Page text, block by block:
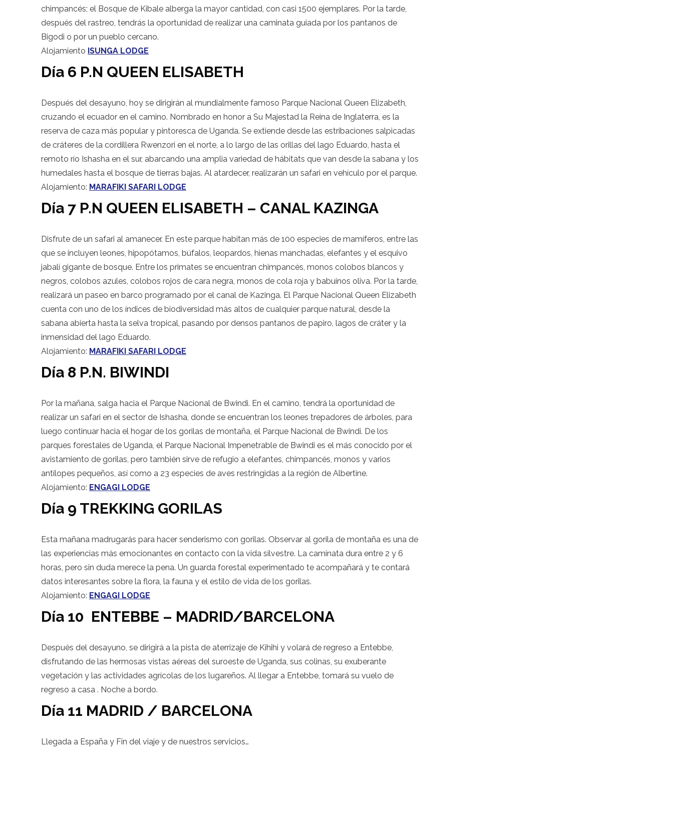
chimpancés; el Bosque de Kibale alberga la mayor cantidad, con casi 1500 ejemplares. Por la tarde,
después del rastreo, tendrás la oportunidad de realizar una caminata guiada por los pantanos de
Bigodi o por un pueblo cercano.
Alojamiento ISUNGA LODGE
Día 6 P.N QUEEN ELISABETH
Después del desayuno, hoy se dirigirán al mundialmente famoso Parque Nacional Queen Elizabeth,
cruzando el ecuador en el camino. Nombrado en honor a Su Majestad la Reina de Inglaterra, es la
reserva de caza más popular y pintoresca de Uganda. Se extiende desde las estribaciones salpicadas
de cráteres de la cordillera Rwenzori en el norte, a lo largo de las orillas del lago Eduardo, hasta el
remoto río Ishasha en el sur, abarcando una amplia variedad de hábitats que van desde la sabana y los
humedales hasta el bosque de tierras bajas. Al atardecer, realizarán un safari en vehículo por el parque.
Alojamiento: MARAFIKI SAFARI LODGE
Día 7 P.N QUEEN ELISABETH – CANAL KAZINGA
Disfrute de un safari al amanecer. En este parque habitan más de 100 especies de mamíferos, entre las
que se incluyen leones, hipopótamos, búfalos, leopardos, hienas manchadas, elefantes y el esquivo
jabalí gigante de bosque. Entre los primates se encuentran chimpancés, monos colobos blancos y
negros, colobos azules, colobos rojos de cara negra, monos de cola roja y babuinos oliva. Por la tarde,
realizará un paseo en barco programado por el canal de Kazinga. El Parque Nacional Queen Elizabeth
cuenta con uno de los índices de biodiversidad más altos de cualquier parque natural, desde la
sabana abierta hasta la selva tropical, pasando por densos pantanos de papiro, lagos de cráter y la
inmensidad del lago Eduardo.
Alojamiento: MARAFIKI SAFARI LODGE
Día 8 P.N. BIWINDI
Por la mañana, salga hacia el Parque Nacional de Bwindi. En el camino, tendrá la oportunidad de
realizar un safari en el sector de Ishasha, donde se encuentran los leones trepadores de árboles, para
luego continuar hacia el hogar de los gorilas de montaña, el Parque Nacional de Bwindi. De los
parques forestales de Uganda, el Parque Nacional Impenetrable de Bwindi es el más conocido por el
avistamiento de gorilas, pero también sirve de refugio a elefantes, chimpancés, monos y varios
antílopes pequeños, así como a 23 especies de aves restringidas a la región de Albertine.
Alojamiento: ENGAGI LODGE
Día 9 TREKKING GORILAS
Esta mañana madrugarás para hacer senderismo con gorilas. Observar al gorila de montaña es una de
las experiencias más emocionantes en contacto con la vida silvestre. La caminata dura entre 2 y 6
horas, pero sin duda merece la pena. Un guarda forestal experimentado te acompañará y te contará
datos interesantes sobre la flora, la fauna y el estilo de vida de los gorilas.
Alojamiento: ENGAGI LODGE
Día 10 ENTEBBE – MADRID/BARCELONA
Después del desayuno, se dirigirá a la pista de aterrizaje de Kihihi y volará de regreso a Entebbe,
disfrutando de las hermosas vistas aéreas del suroeste de Uganda, sus colinas, su exuberante
vegetación y las actividades agrícolas de los lugareños. Al llegar a Entebbe, tomará su vuelo de
regreso a casa . Noche a bordo.
Día 11 MADRID / BARCELONA
Llegada a España y Fin del viaje y de nuestros servicios…